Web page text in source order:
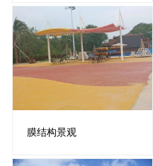
膜结构景观